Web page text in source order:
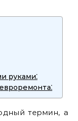
руками⁚
термин, а